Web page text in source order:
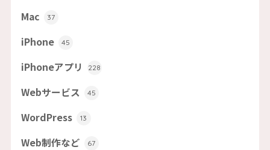
Mac 37
iPhone 45
iPhoneアプリ 228
Webサービス 45
WordPress 13
Web制作など 67